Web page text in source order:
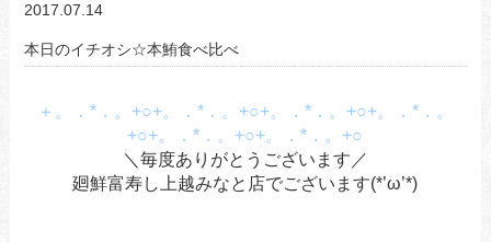
2017.07.14
本日のイチオシ☆本鮪食べ比べ
＋。．*．。+○+。．*．。+○+。．*．。+○+。．*．。
+○+。．*．。+○+。．*．。+○
＼毎度ありがとうございます／
廻鮮富寿し上越みなと店でございます(*’ω’*)